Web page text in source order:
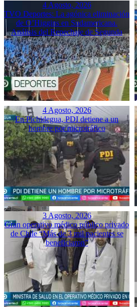
4 Agosto, 2026
TVO Deportes: La agónica eliminación
de O’Higgins en Sudamericana.
Análisis del Repechaje de Segunda
4 Agosto, 2026
En Pichidegua, PDI detiene a un
hombre por microtráfico
3 Agosto, 2026
Gran operativo médico público privado
de Chile “Más de 3 mil pacientes se
beneficiaron”